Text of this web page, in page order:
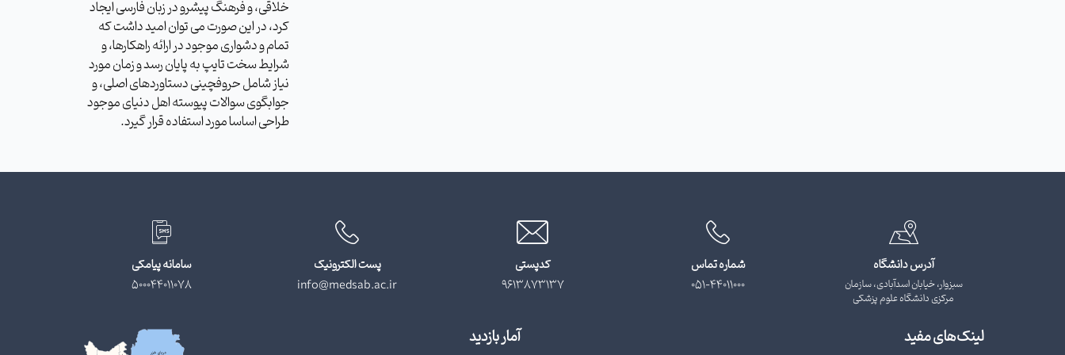
خلاقی، و فرهنگ پیشرو در زبان فارسی ایجاد
کرد، در این صورت می توان امید داشت که
تمام و دشواری موجود در ارائه راهکارها، و
شرایط سخت تایپ به پایان رسد و زمان مورد
نیاز شامل حروفچینی دستاوردهای اصلی، و
جوابگوی سوالات پیوسته اهل دنیای موجود
طراحی اساسا مورد استفاده قرار گیرد.
آدرس دانشگاه
سبزوار، خیابان اسدآبادی، سازمان
مرکزی دانشگاه علوم پزشکی
شماره تماس
051-44011000
کدپستی
9613873137
پست الکترونیک
info@medsab.ac.ir
سامانه پیامکی
500044011078
لینک‌های مفید آمار بازدید